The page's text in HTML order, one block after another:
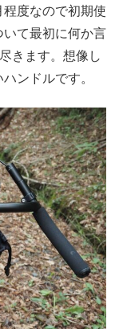
度なので初期使
いて最初に何か言
きます。想像し
ンドルです。